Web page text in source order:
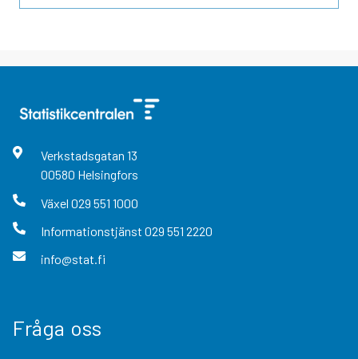
Verkstadsgatan 13
00580 Helsingfors
Växel 029 551 1000
Informationstjänst 029 551 2220
info@stat.fi
Fråga oss